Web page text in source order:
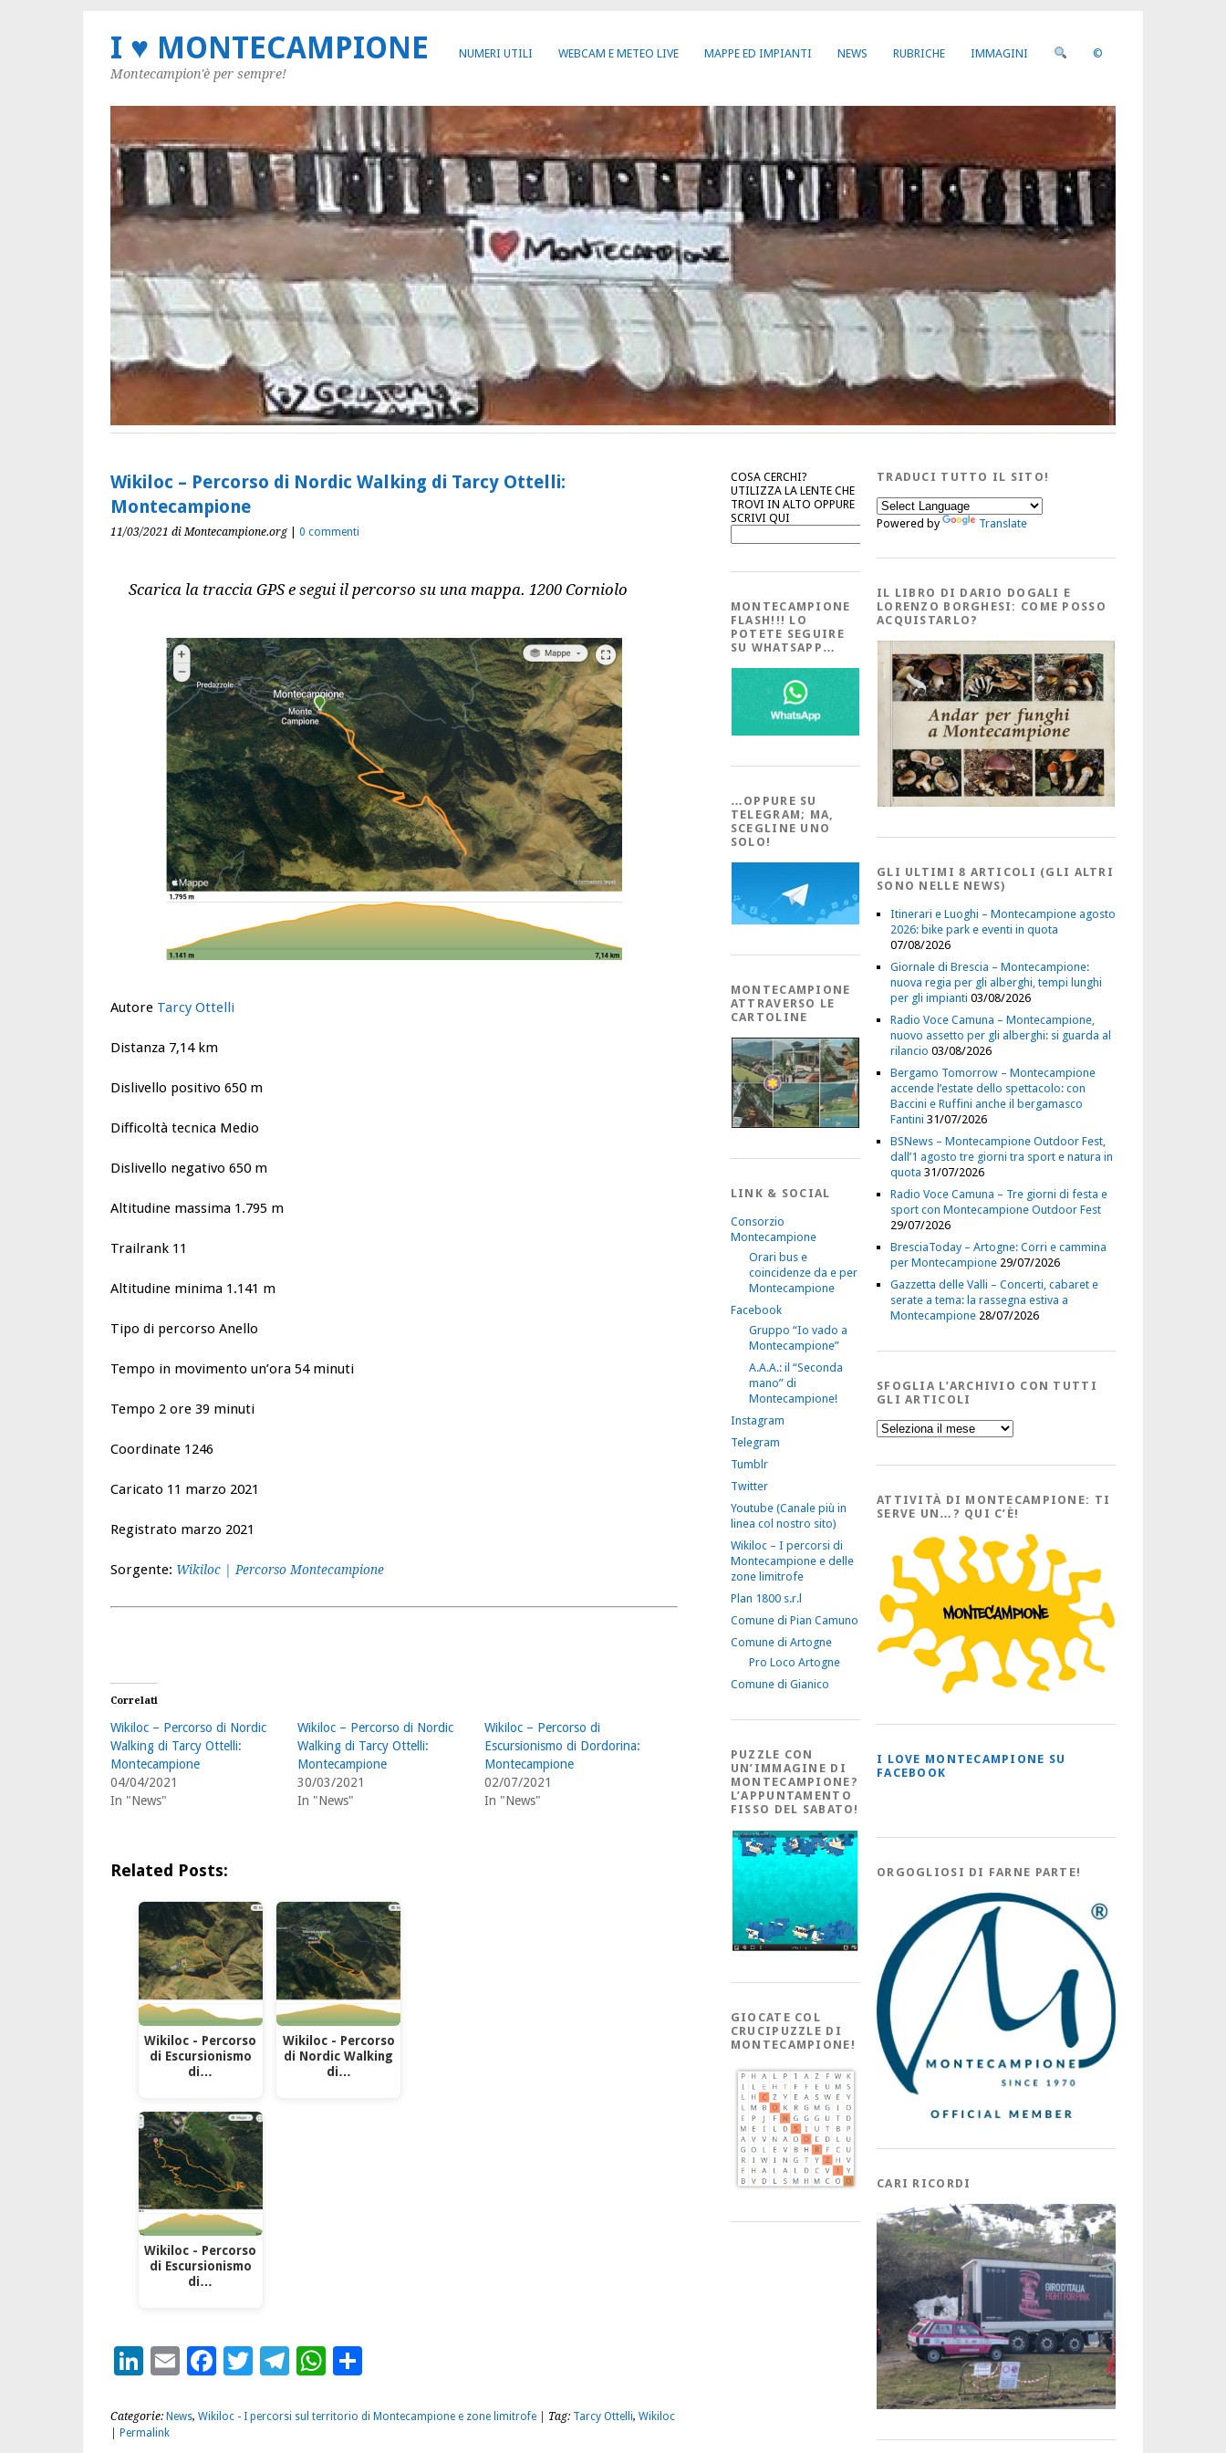
NUMERI UTILI WEBCAM E METEO LIVE MAPPE ED IMPIANTI NEWS RUBRICHE IMMAGINI ©
I ♥ MONTECAMPIONE
Montecampion'è per sempre!
Wikiloc – Percorso di Nordic Walking di Tarcy Ottelli:
Montecampione
11/03/2021 di Montecampione.org| 0 commenti
Scarica la traccia GPS e segui il percorso su una mappa. 1200 Corniolo
Autore Tarcy Ottelli
Distanza 7,14 km
Dislivello positivo 650 m
Difficoltà tecnica Medio
Dislivello negativo 650 m
Altitudine massima 1.795 m
Trailrank 11
Altitudine minima 1.141 m
Tipo di percorso Anello
Tempo in movimento un’ora 54 minuti
Tempo 2 ore 39 minuti
Coordinate 1246
Caricato 11 marzo 2021
Registrato marzo 2021
Sorgente: Wikiloc | Percorso Montecampione
Correlati
Wikiloc – Percorso di Nordic
Walking di Tarcy Ottelli:
Montecampione
04/04/2021
In "News"
Wikiloc – Percorso di Nordic
Walking di Tarcy Ottelli:
Montecampione
30/03/2021
In "News"
Wikiloc – Percorso di
Escursionismo di Dordorina:
Montecampione
02/07/2021
In "News"
Related Posts:
Wikiloc - Percorso
di Escursionismo
di…
Wikiloc - Percorso
di Escursionismo
di…
Wikiloc - Percorso
di Nordic Walking
di…
LinkedIn
EmailFacebook
Twitter
Telegram
WhatsApp
Categorie: News, Wikiloc - I percorsi sul territorio di Montecampione e zone limitrofe | Tag: Tarcy Ottelli, Wikiloc
Permalink
COSA CERCHI?
UTILIZZA LA LENTE CHE
TROVI IN ALTO OPPURE
SCRIVI QUI
Cerca
MONTECAMPIONE
FLASH!!! LO
POTETE SEGUIRE
SU WHATSAPP…
…OPPURE SU
TELEGRAM; MA,
SCEGLINE UNO
SOLO!
MONTECAMPIONE
ATTRAVERSO LE
CARTOLINE
LINK & SOCIAL
Consorzio
Montecampione
Orari bus e
coincidenze da e per
Montecampione
Facebook
Gruppo “Io vado a
Montecampione”
A.A.A.: il “Seconda
mano” di
Montecampione!
Instagram
Telegram
Tumblr
Twitter
Youtube (Canale più in
linea col nostro sito)
Wikiloc – I percorsi di
Montecampione e delle
zone limitrofe
Plan 1800 s.r.l
Comune di Pian Camuno
Comune di Artogne
Pro Loco Artogne
Comune di Gianico
PUZZLE CON
UN’IMMAGINE DI
MONTECAMPIONE?
L’APPUNTAMENTO
FISSO DEL SABATO!
GIOCATE COL
CRUCIPUZZLE DI
MONTECAMPIONE!
TRADUCI TUTTO IL SITO!
Powered by Translate
IL LIBRO DI DARIO DOGALI E
LORENZO BORGHESI: COME POSSO
ACQUISTARLO?
GLI ULTIMI 8 ARTICOLI (GLI ALTRI
SONO NELLE NEWS)
Itinerari e Luoghi – Montecampione agosto
2026: bike park e eventi in quota
07/08/2026
Giornale di Brescia – Montecampione:
nuova regia per gli alberghi, tempi lunghi
per gli impianti 03/08/2026
Radio Voce Camuna – Montecampione,
nuovo assetto per gli alberghi: si guarda al
rilancio 03/08/2026
Bergamo Tomorrow – Montecampione
accende l’estate dello spettacolo: con
Baccini e Ruffini anche il bergamasco
Fantini 31/07/2026
BSNews – Montecampione Outdoor Fest,
dall’1 agosto tre giorni tra sport e natura in
quota 31/07/2026
Radio Voce Camuna – Tre giorni di festa e
sport con Montecampione Outdoor Fest
29/07/2026
BresciaToday – Artogne: Corri e cammina
per Montecampione 29/07/2026
Gazzetta delle Valli – Concerti, cabaret e
serate a tema: la rassegna estiva a
Montecampione 28/07/2026
SFOGLIA L’ARCHIVIO CON TUTTI
GLI ARTICOLI
Sfoglia
l’Archivio
tutti
Articoli
ATTIVITÀ DI MONTECAMPIONE: TI
SERVE UN…? QUI C’È!
I LOVE MONTECAMPIONE SU
FACEBOOK
ORGOGLIOSI DI FARNE PARTE!
CARI RICORDI